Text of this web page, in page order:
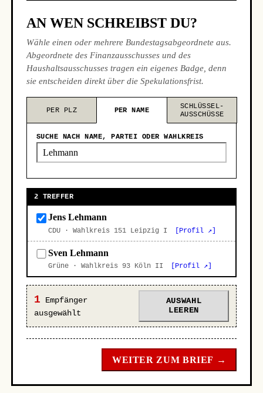
AN WEN SCHREIBST DU?
Wähle einen oder mehrere Bundestagsabgeordnete aus.
Abgeordnete des Finanzausschusses und des
Haushaltsausschusses tragen ein eigenes Badge, denn
sie entscheiden direkt über die Spekulationsfrist.
PER PLZ PER NAME
SCHLÜSSEL-
AUSSCHÜSSE
SUCHE NACH NAME, PARTEI ODER WAHLKREIS
2 TREFFER
Jens Lehmann
CDU · Wahlkreis 151 Leipzig I [Profil ↗]
Sven Lehmann
Grüne · Wahlkreis 93 Köln II [Profil ↗]
1 Empfänger
ausgewählt
AUSWAHL
LEEREN
WEITER ZUM BRIEF →